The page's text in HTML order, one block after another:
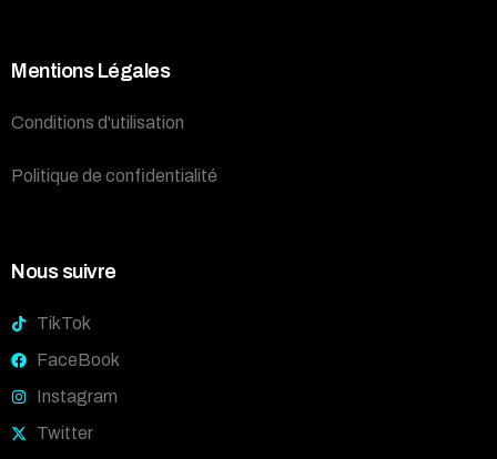
Mentions Légales
Conditions d'utilisation
Politique de confidentialité
Nous suivre
TikTok
FaceBook
Instagram
Twitter